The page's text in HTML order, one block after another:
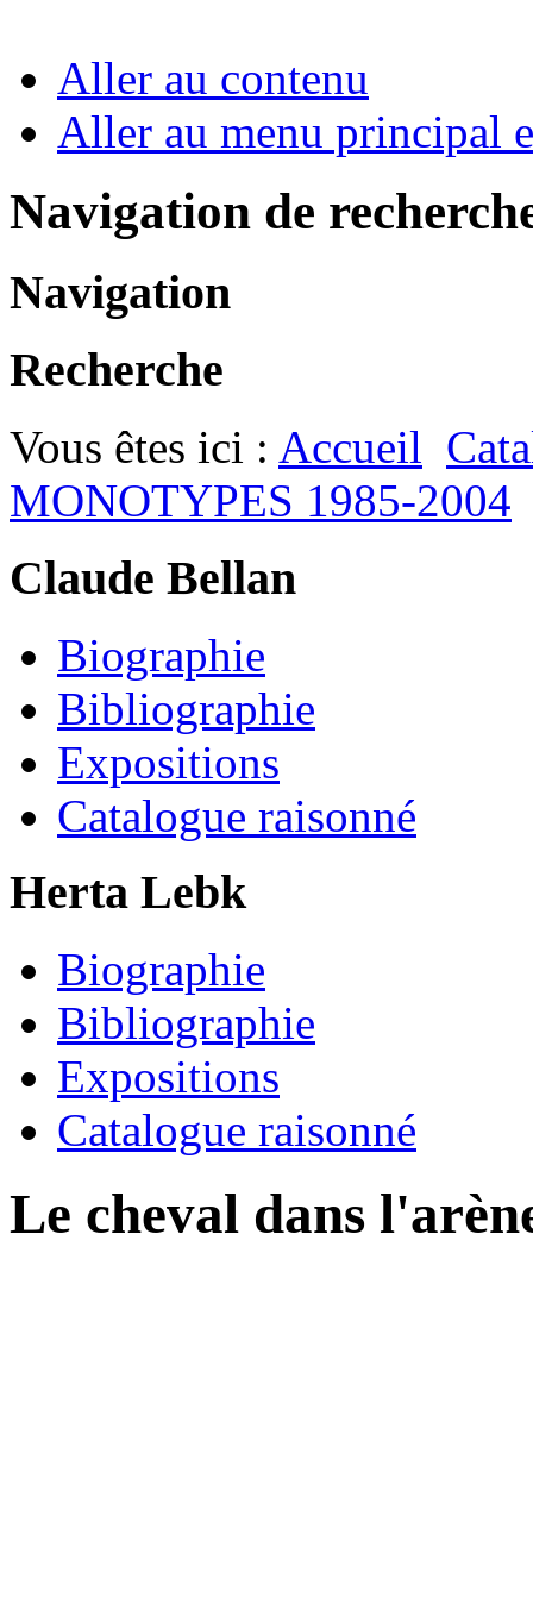
Aller au contenu
Aller au menu principal
Navigation de
Navigation
Recherche
Vous êtes ici : Accueil
MONOTYPES 1985-2004
Claude Bellan
Biographie
Bibliographie
Expositions
Catalogue raisonné
Herta Lebk
Biographie
Bibliographie
Expositions
Catalogue raisonné
Le cheval dans